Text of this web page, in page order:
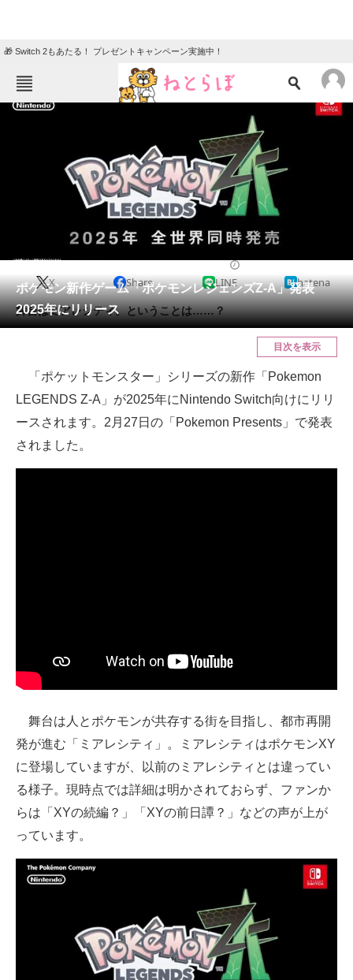
🎁 Switch 2もあたる！ プレゼントキャンペーン実施中！
ねとらぼメニュー
クイズ
地域
会員記事
メディア
ITの今と未来を見通す
スマホと通信の最新トレンド
進化するPCとデバイスの未来
マーケ×ITの今がよく分かる
ITエンジニア向け専門サイト
企業向けIT製品の総合サイト
IT製品の技術・比較・事例
製造業のIT導入・活用を支援
エレクトロニクス専門サイト
エネルギーの専門メディア
建設×テクノロジーの最前線
ポケモン新作ゲーム「ポケモンレジェンズZ-A」発表
2025年にリリース
X Share LINE hatena
舞台はミアレシティ。ということは……？
目次を表示
「ポケットモンスター」シリーズの新作「Pokemon
LEGENDS Z-A」が2025年にNintendo Switch向けにリリ
ースされます。2月27日の「Pokemon Presents」で発表
されました。
舞台は人とポケモンが共存する街を目指し、都市再開
発が進む「ミアレシティ」。ミアレシティはポケモンXY
に登場していますが、以前のミアレシティとは違ってい
る様子。現時点では詳細は明かされておらず、ファンか
らは「XYの続編？」「XYの前日譚？」などの声が上が
っています。